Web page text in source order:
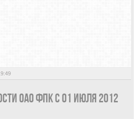
ОАО ФПК С 01 ИЮЛЯ 2012